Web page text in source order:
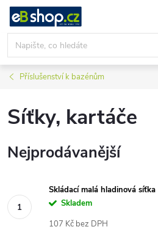
Přejít
obsah
Příslušenství k bazénům
Síťky, kartáče
Nejprodávanější
Skládací malá hladinová
Skladem
107 Kč bez DPH